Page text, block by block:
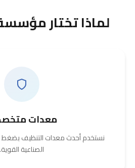
لماذا تختار
معدات
نستخدم أحدث معدات التنظيف بضغط
الصناعية القوية.